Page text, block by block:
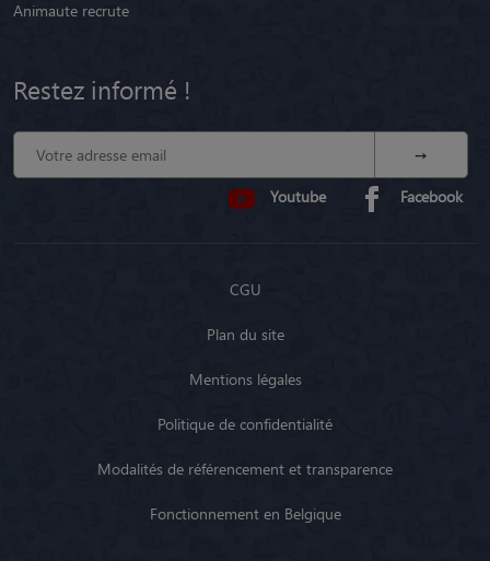
Animaute recrute
Restez informé !
Youtube Facebook
CGU
Plan du site
Mentions légales
Politique de confidentialité
Modalités de référencement et transparence
Fonctionnement en Belgique